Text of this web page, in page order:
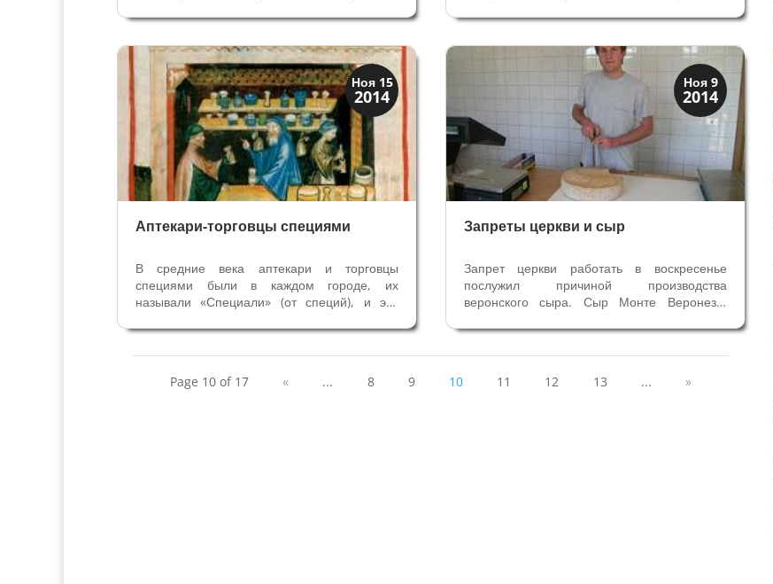
Восьмой Епископ Вероны Зенон (362 —
незапамятных времён является патроном
Вероны, его...
Ноя 15
2014
Мода и ремесла
Традиции
Аптекари-торговцы специями
В средние века аптекари и торговцы
специями были в каждом городе, их
называли «Специали» (от специй), и эти
Корпорацию Торговцев. В 1409 году здесь
же были и ремесленники - производители
перчатки....
чудодейственные свойства реликвий. Их
Крестовых походов — интерес и вера в
Ноя 9
2014
Вино и кухня
Традиции
Запреты церкви и сыр
Запрет церкви работать в воскресенье
послужил причиной производства
веронского сыра. Сыр Монте Веронезе,
веронских гор Лессиний, неотъемлимая
часть традиционной местной кухни. Главные
традиции, опыт,...
Page 10 of 17 « ... 8 9 10 11 12 13 ... »